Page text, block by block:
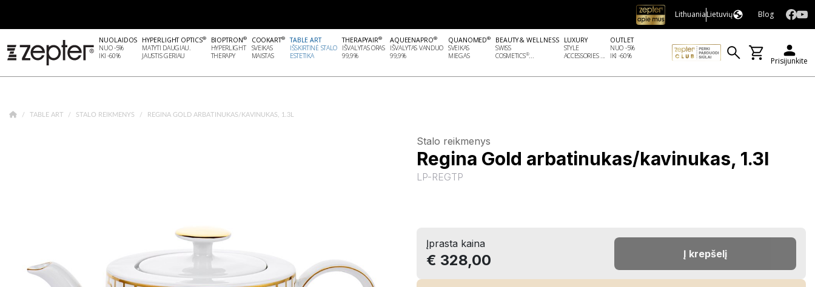
LithuaniaLietuvių Blog
NUOLAIDOS
NUO -5%
IKI -60%
HYPERLIGHT OPTICS®
MATYTI DAUGIAU.
JAUSTIS GERIAU
BIOPTRON®
HYPERLIGHT
THERAPY
COOKART®
SVEIKAS
MAISTAS
TABLE ART
IŠSKIRTINĖ STALO
ESTETIKA
THERAPYAIR®
IŠVALYTAS ORAS
99,9%
AQUEENAPRO®
IŠVALYTAS VANDUO
99,9%
QUANOMED®
SVEIKAS
MIEGAS
BEAUTY & WELLNESS
SWISS
COSMETICS®...
LUXURY
STYLE
ACCESSORIES ...
OUTLET
NUO -5%
IKI -60%
Prisijunkite
TABLE ART STALO REIKMENYS REGINA GOLD ARBATINUKAS/KAVINUKAS, 1.3L
Stalo reikmenys
Regina Gold arbatinukas/kavinukas, 1.3l
LP-REGTP
Įprasta kaina
€ 328,00 Į krepšelį